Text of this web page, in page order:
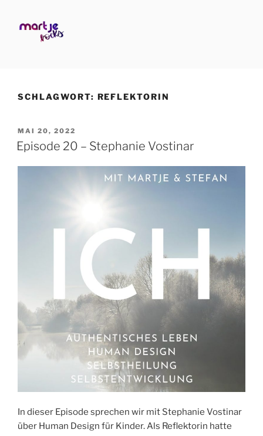
SCHLAGWORT: REFLEKTORIN
VERÖFFENTLICHT
AM
MAI 20, 2022
Episode 20 – Stephanie Vostinar
In dieser Episode sprechen wir mit Stephanie Vostinar
über Human Design für Kinder. Als Reflektorin hatte